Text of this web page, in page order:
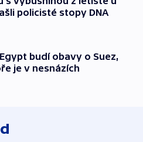
policisté stopy DNA
budí obavy o Suez,
je v nesnázích